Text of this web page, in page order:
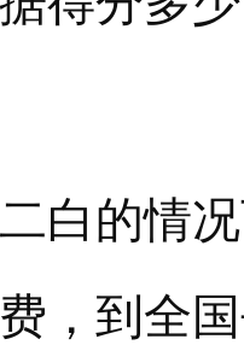
白的情
，到全